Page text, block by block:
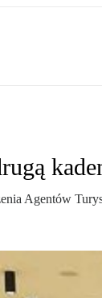
Agentów